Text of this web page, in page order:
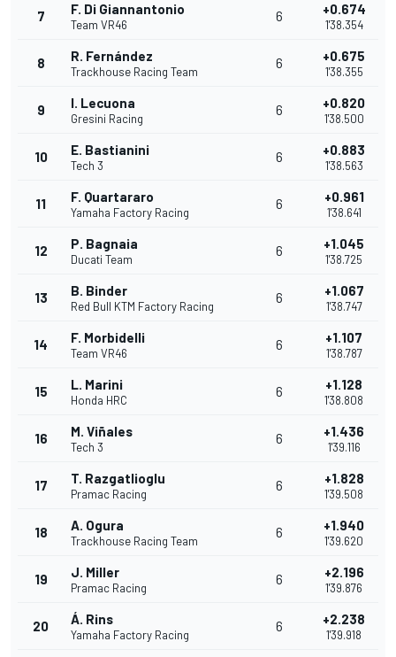
7 F. Di Giannantonio
Team VR46
6 +0.674
1'38.354
8 R. Fernández
Trackhouse Racing Team
6 +0.675
1'38.355
9 I. Lecuona
Gresini Racing
6 +0.820
1'38.500
10 E. Bastianini
Tech 3
6 +0.883
1'38.563
11 F. Quartararo
Yamaha Factory Racing
6 +0.961
1'38.641
12 P. Bagnaia
Ducati Team
6 +1.045
1'38.725
13 B. Binder
Red Bull KTM Factory Racing
6 +1.067
1'38.747
14 F. Morbidelli
Team VR46
6 +1.107
1'38.787
15 L. Marini
Honda HRC
6 +1.128
1'38.808
16 M. Viñales
Tech 3
6 +1.436
1'39.116
17 T. Razgatlioglu
Pramac Racing
6 +1.828
1'39.508
18 A. Ogura
Trackhouse Racing Team
6 +1.940
1'39.620
19 J. Miller
Pramac Racing
6 +2.196
1'39.876
20 Á. Rins
Yamaha Factory Racing
6 +2.238
1'39.918